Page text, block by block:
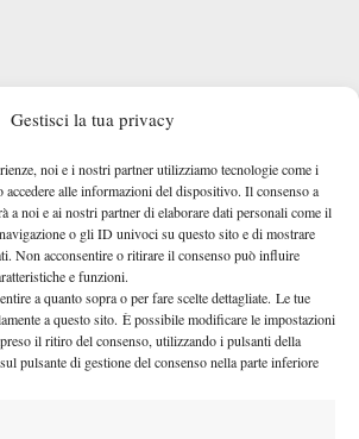
Gestisci la tua privacy
noi e i nostri partner utilizziamo tecnologie come i
accedere alle informazioni del dispositivo. Il consenso a
a noi e ai nostri partner di elaborare dati personali come il
o gli ID univoci su questo sito e di mostrare
Non acconsentire o ritirare il consenso può influire
e funzioni.
a quanto sopra o per fare scelte dettagliate. Le tue
a questo sito. È possibile modificare le impostazioni
il ritiro del consenso, utilizzando i pulsanti della
pulsante di gestione del consenso nella parte inferiore